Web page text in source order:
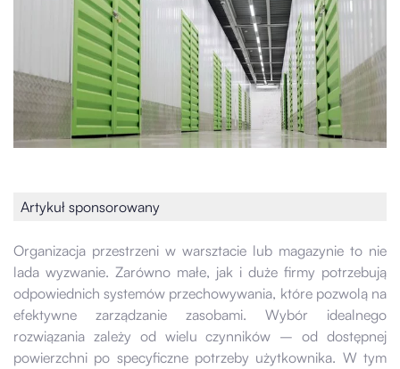
Artykuł sponsorowany
Organizacja przestrzeni w warsztacie lub magazynie to nie
lada wyzwanie. Zarówno małe, jak i duże firmy potrzebują
odpowiednich systemów przechowywania, które pozwolą na
efektywne zarządzanie zasobami. Wybór idealnego
rozwiązania zależy od wielu czynników – od dostępnej
powierzchni po specyficzne potrzeby użytkownika. W tym